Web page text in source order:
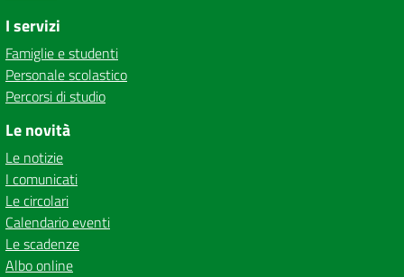
I servizi
Famiglie e studenti
Personale scolastico
Percorsi di studio
Le novità
Le notizie
I comunicati
Le circolari
Calendario eventi
Le scadenze
Albo online